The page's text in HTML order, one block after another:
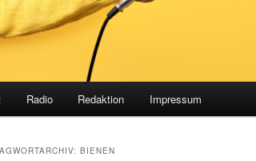
Radio Redaktion Impressum
BIENEN